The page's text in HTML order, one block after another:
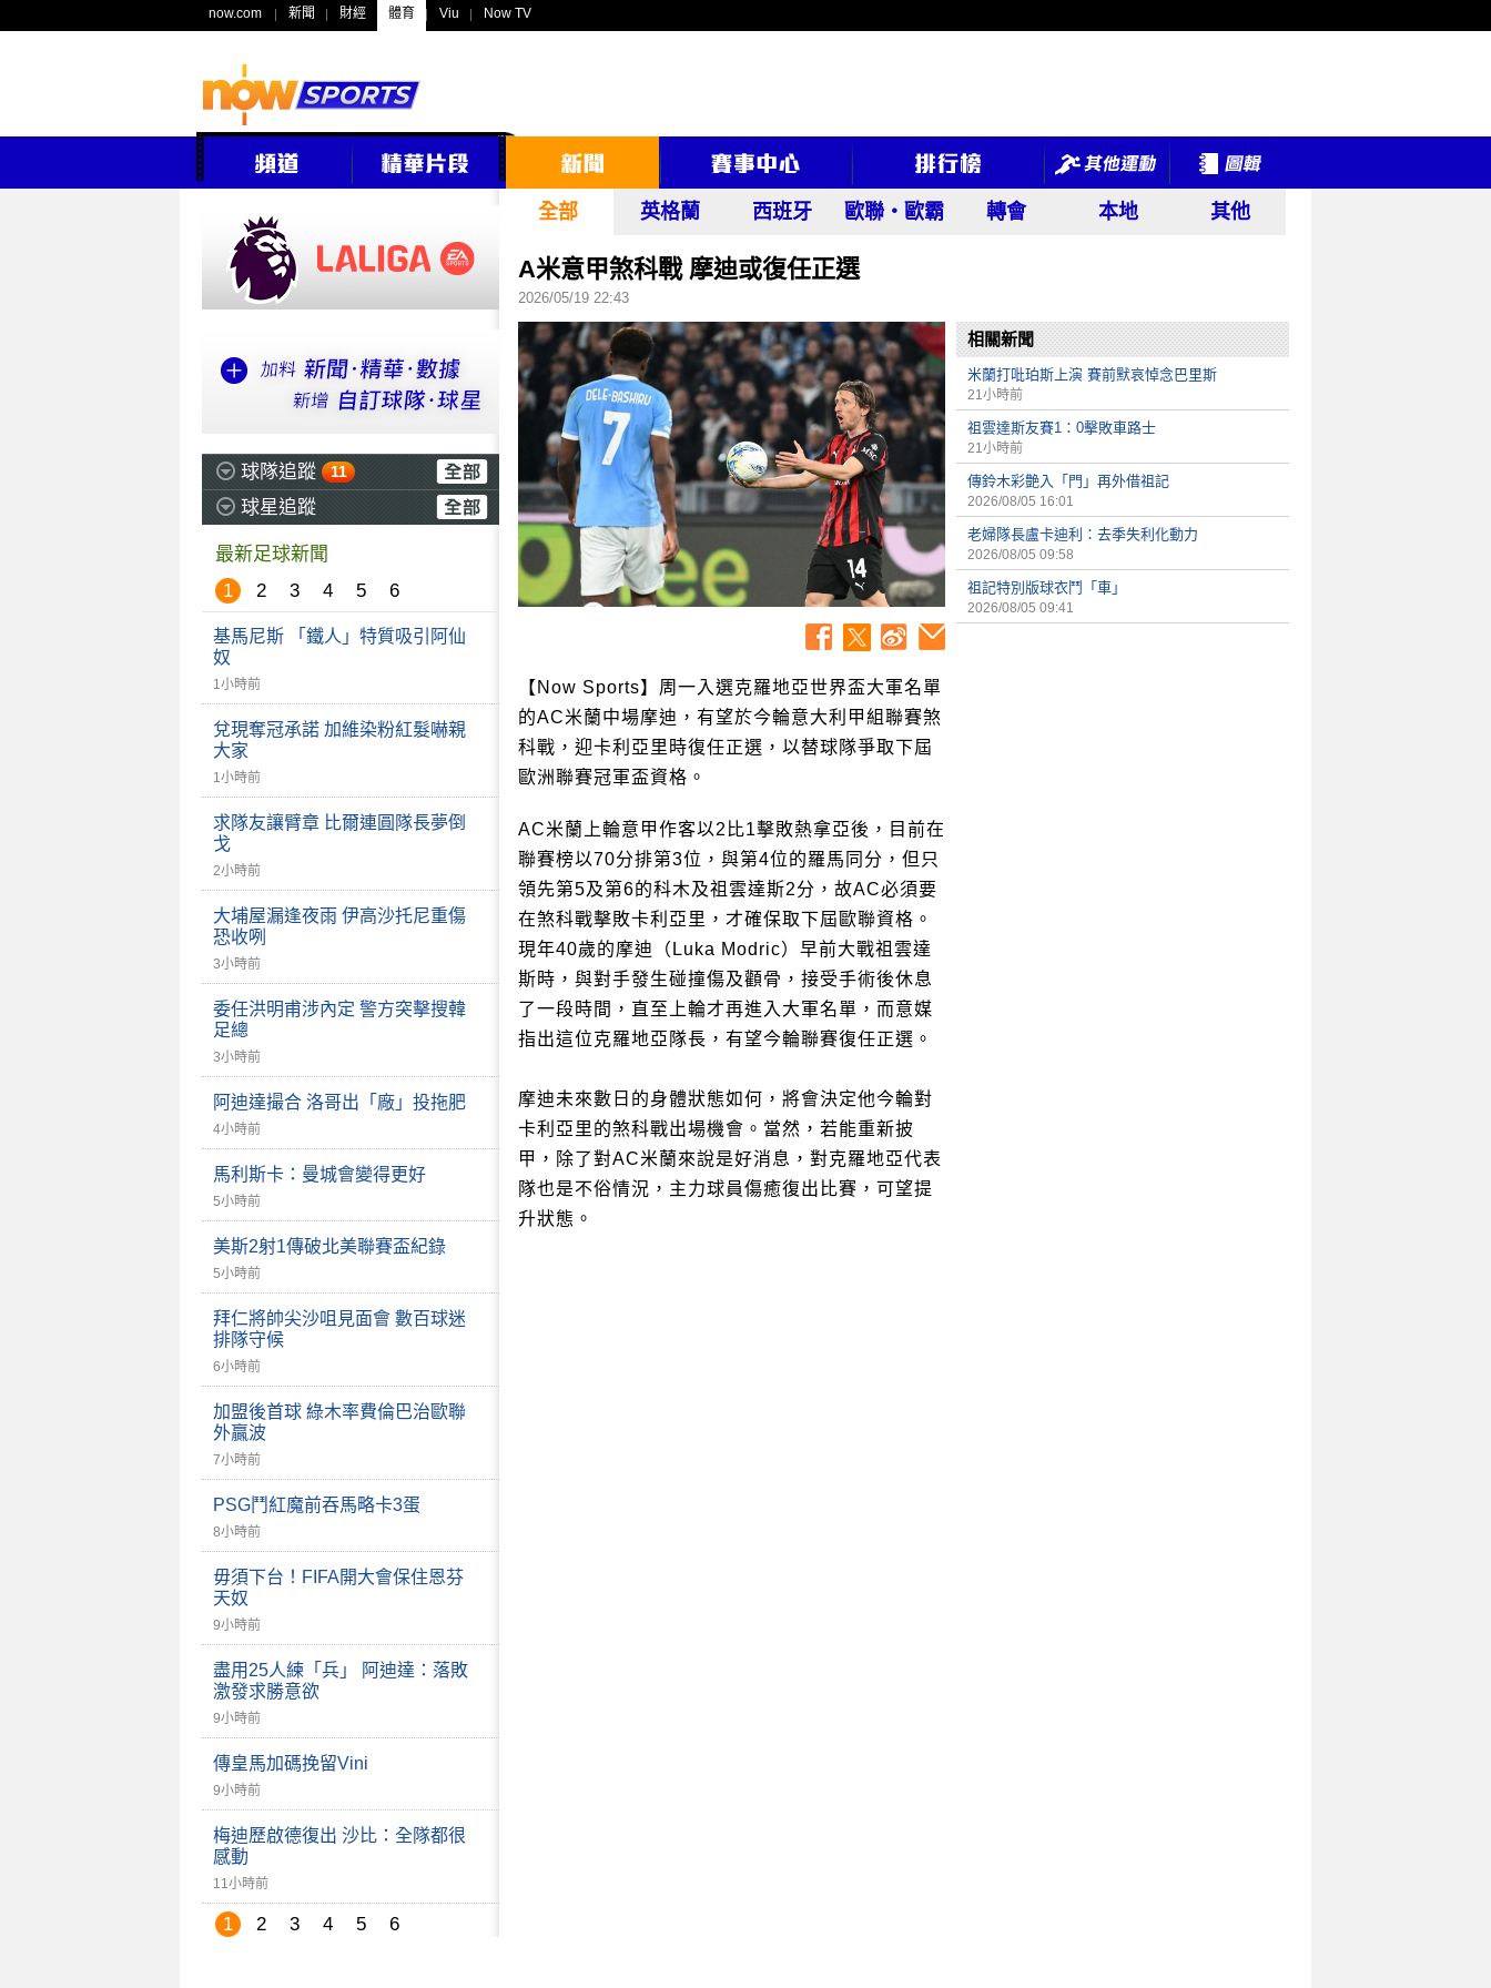
now.com 新聞 財經 體育 Viu Now TV
球隊追蹤 11
球星追蹤
最新足球新聞
1
2 3 4 5 6
基馬尼斯 「鐵人」特質吸引阿仙
奴
1小時前
兌現奪冠承諾 加維染粉紅髮嚇親
大家
1小時前
求隊友讓臂章 比爾連圓隊長夢倒
戈
2小時前
大埔屋漏逢夜雨 伊高沙托尼重傷
恐收咧
3小時前
委任洪明甫涉內定 警方突擊搜韓
足總
3小時前
阿迪達撮合 洛哥出「廠」投拖肥
4小時前
馬利斯卡：曼城會變得更好
5小時前
美斯2射1傳破北美聯賽盃紀錄
5小時前
拜仁將帥尖沙咀見面會 數百球迷
排隊守候
6小時前
加盟後首球 綠木率費倫巴治歐聯
外贏波
7小時前
PSG鬥紅魔前吞馬略卡3蛋
8小時前
毋須下台！FIFA開大會保住恩芬
天奴
9小時前
盡用25人練「兵」 阿迪達：落敗
激發求勝意欲
9小時前
傳皇馬加碼挽留Vini
9小時前
梅迪歷啟德復出 沙比：全隊都很
感動
11小時前
1 2 3 4 5 6
全部 英格蘭 西班牙 歐聯‧歐霸 轉會 本地 其他
A米意甲煞科戰 摩迪或復任正選
2026/05/19 22:43
【Now Sports】周一入選克羅地亞世界盃大軍名單
的AC米蘭中場摩迪，有望於今輪意大利甲組聯賽煞
科戰，迎卡利亞里時復任正選，以替球隊爭取下屆
歐洲聯賽冠軍盃資格。
AC米蘭上輪意甲作客以2比1擊敗熱拿亞後，目前在
聯賽榜以70分排第3位，與第4位的羅馬同分，但只
領先第5及第6的科木及祖雲達斯2分，故AC必須要
在煞科戰擊敗卡利亞里，才確保取下屆歐聯資格。
現年40歲的摩迪（Luka Modric）早前大戰祖雲達
斯時，與對手發生碰撞傷及顴骨，接受手術後休息
了一段時間，直至上輪才再進入大軍名單，而意媒
指出這位克羅地亞隊長，有望今輪聯賽復任正選。
摩迪未來數日的身體狀態如何，將會決定他今輪對
卡利亞里的煞科戰出場機會。當然，若能重新披
甲，除了對AC米蘭來說是好消息，對克羅地亞代表
隊也是不俗情況，主力球員傷癒復出比賽，可望提
升狀態。
相關新聞
米蘭打吡珀斯上演 賽前默哀悼念巴里斯
21小時前
祖雲達斯友賽1：0擊敗車路士
21小時前
傳鈴木彩艶入「門」再外借祖記
2026/08/05 16:01
老婦隊長盧卡迪利：去季失利化動力
2026/08/05 09:58
祖記特別版球衣鬥「車」
2026/08/05 09:41